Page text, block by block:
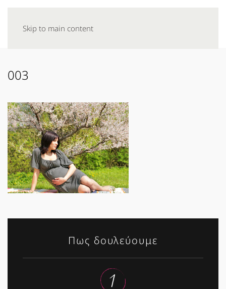
Skip to main content
003
Πως δουλεύουμε